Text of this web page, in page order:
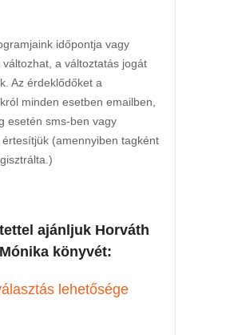
időpontja vagy
változhat, a változtatás jogát
Az érdeklődőket a
minden esetben emailben,
esetén sms-ben vagy
(amennyiben tagként
ajánljuk Horváth
Mónika könyvét:
lehetősége